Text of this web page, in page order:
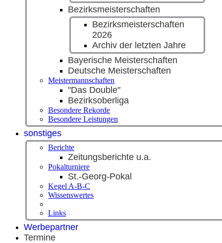
Bezirksmeisterschaften
Bezirksmeisterschaften
2026
Archiv der letzten Jahre
Bayerische Meisterschaften
Deutsche Meisterschaften
Meistermannschaften
"Das Double"
Bezirksoberliga
Besondere Rekorde
Besondere Leistungen
sonstiges
Berichte
Zeitungsberichte u.a.
Pokalturniere
St.-Georg-Pokal
Kegel A-B-C
Wissenswertes
Links
Werbepartner
Termine